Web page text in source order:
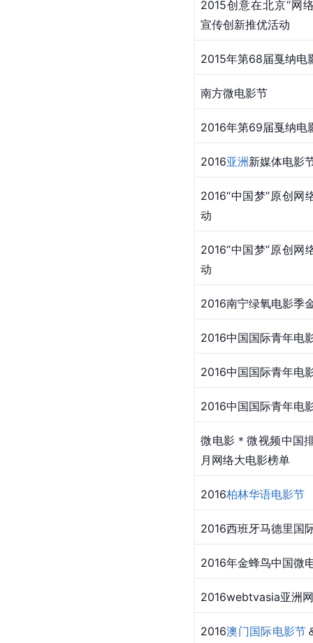
​2015创意在北京“网
宣传创新推优活动
​2015年第68届戛纳电
​南方微电影节
​2016年第69届戛纳电
​2016亚洲 新媒体电影
​2016“中国梦”原创网
动
​​2016“中国梦”原创网
动
​2016南宁绿氧电影季
​2016中国国际青年电
​​2016中国国际青年电
​​2016中国国际青年电
微电影＊微视频中国
月网络大电影榜单
​2016柏林华语电影节
​2016西班牙马德里国
​2016年金蜂鸟中国微
​2016webtvasia亚洲
​2016澳门国际电影节